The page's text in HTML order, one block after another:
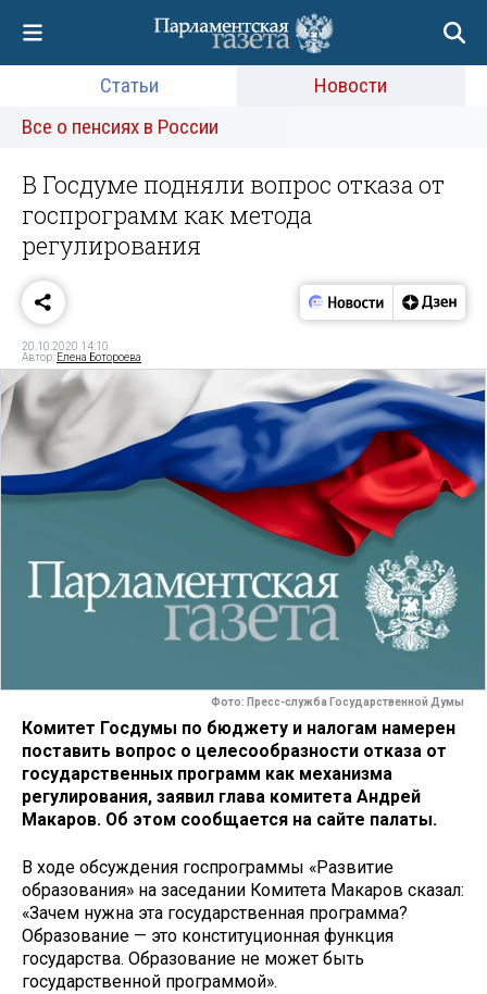
Статьи
Новости
Все о пенсиях в России
В Госдуме подняли вопрос отказа от
госпрограмм как метода
регулирования
20.10.2020 14:10
Автор: Елена Ботороева
Фото: Пресс-служба Государственной Думы
Комитет Госдумы по бюджету и налогам намерен
поставить вопрос о целесообразности отказа от
государственных программ как механизма
регулирования, заявил глава комитета Андрей
Макаров. Об этом сообщается на сайте палаты.
В ходе обсуждения госпрограммы «Развитие
образования» на заседании Комитета Макаров сказал:
«Зачем нужна эта государственная программа?
Образование — это конституционная функция
государства. Образование не может быть
государственной программой».